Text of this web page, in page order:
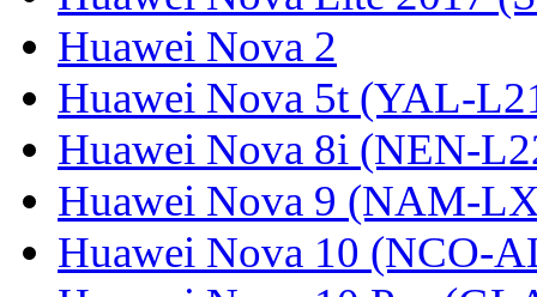
Huawei Nova 2
Huawei Nova 5t (YAL-
Huawei Nova 8i (NEN-
Huawei Nova 9 (NAM-
Huawei Nova 10 (NCO-